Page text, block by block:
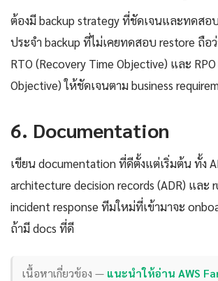
ต้องมี backup strategy ที่ชัดเจนและทดสอ
ประจำ backup ที่ไม่เคยทดสอบ restore ถือ
RTO (Recovery Time Objective) และ
Objective) ให้ชัดเจนตาม business
6. Documentation
เขียน documentation ที่ดีตั้งแต่เริ่มต้น ทั้ง
architecture decision records (ADR) และ
incident response ทีมใหม่ที่เข้ามาจะ
ถ้ามี docs ที่ดี
เนื้อหาเกี่ยวข้อง — แนะนำให้อ่าน AWS